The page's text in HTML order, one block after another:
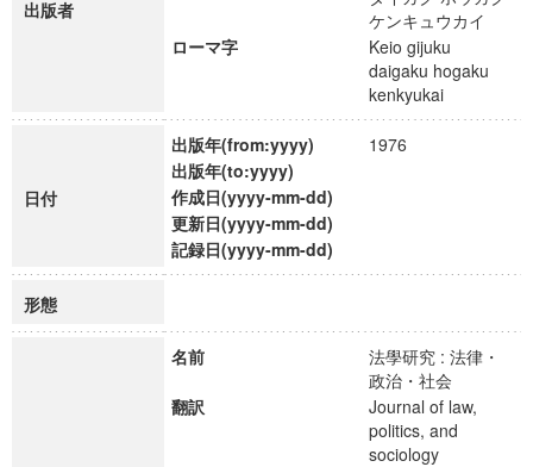
出版者
ケンキュウカイ
ローマ字
Keio gijuku
daigaku hogaku
kenkyukai
日付
出版年(from:yyyy)
1976
出版年(to:yyyy)
作成日(yyyy-mm-dd)
更新日(yyyy-mm-dd)
記録日(yyyy-mm-dd)
形態
名前
法學研究 : 法律・
政治・社会
翻訳
Journal of law,
politics, and
sociology